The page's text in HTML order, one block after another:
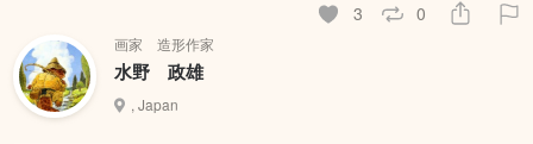
3 0
画家 造形作家
水野 政雄
, Japan